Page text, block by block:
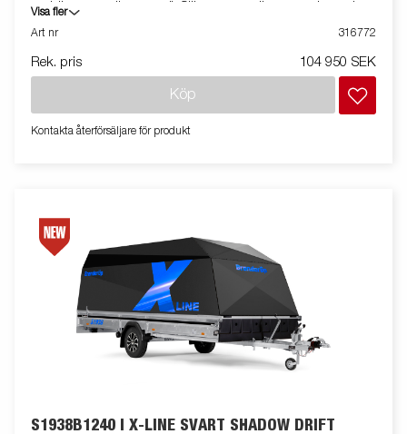
undvika ansamling av snö. Släpvagnarna är utrustade med
LED-belysning, in- och utvändiga bindöglor, frontskydd,
aluminiumfälg. Vagnen på bilden kan vara extrautrustad.
Visa fler
Art nr
316772
Rek. pris 104 950 SEK
Köp
Kontakta återförsäljare för produkt
S1938B1240 I X-LINE SVART SHADOW DRIFT